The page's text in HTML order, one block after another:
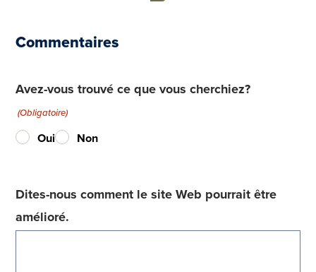
Commentaires
Avez-vous trouvé ce que vous cherchiez?
(Obligatoire)
Oui Non
Dites-nous comment le site Web pourrait être
amélioré.